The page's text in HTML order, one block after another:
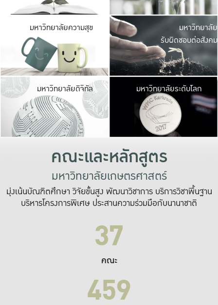
มหาวิทยาลัยความสุข มหาวิ
ค
เปิดประ
และพบเรื่องราวใ
มหาวิทยาลัย
รับผิดชอบต่อสังคม
มหาวิทยาลัยดิจิทัล มหาวิ
เปลี่ยนแปลง แล
เพื่อทำง
ระบบสารสนเทศ
มหาวิทยาลัยระดับโลก
คณะและหลักสูตร
มหาวิทยาลัยเกษตรศาสตร์
มุ่งเน้นบัณฑิตศึกษา วิจัยขั้นสูง พัฒนาวิชาการ บริการวิชาพื้นฐาน
บริหารโครงการพิเศษ ประสานความร่วมมือกับนานาชาติ
37
คณะ
459